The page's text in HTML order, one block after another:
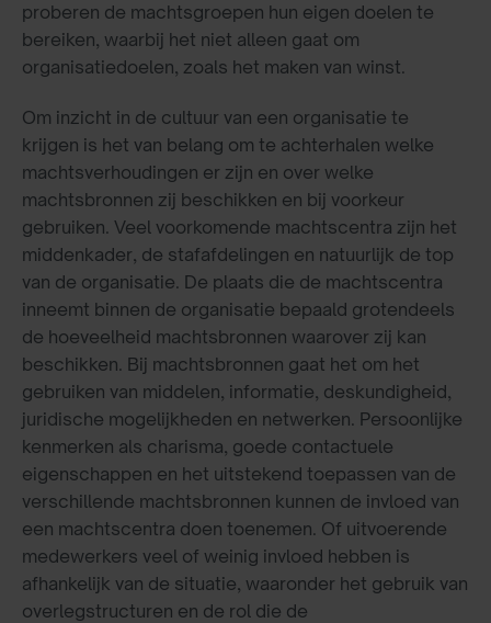
proberen de machtsgroepen hun eigen doelen te
bereiken, waarbij het niet alleen gaat om
organisatiedoelen, zoals het maken van winst.
Om inzicht in de cultuur van een organisatie te
krijgen is het van belang om te achterhalen welke
machtsverhoudingen er zijn en over welke
machtsbronnen zij beschikken en bij voorkeur
gebruiken. Veel voorkomende machtscentra zijn het
middenkader, de stafafdelingen en natuurlijk de top
van de organisatie. De plaats die de machtscentra
inneemt binnen de organisatie bepaald grotendeels
de hoeveelheid machtsbronnen waarover zij kan
beschikken. Bij machtsbronnen gaat het om het
gebruiken van middelen, informatie, deskundigheid,
juridische mogelijkheden en netwerken. Persoonlijke
kenmerken als charisma, goede contactuele
eigenschappen en het uitstekend toepassen van de
verschillende machtsbronnen kunnen de invloed van
een machtscentra doen toenemen. Of uitvoerende
medewerkers veel of weinig invloed hebben is
afhankelijk van de situatie, waaronder het gebruik van
overlegstructuren en de rol die de